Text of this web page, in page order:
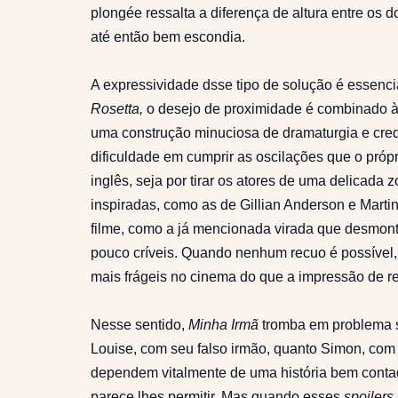
plongée ressalta a diferença de altura entre os
até então bem escondia.
A expressividade dsse tipo de solução é
Rosetta, o desejo de proximidade é combinado
uma construção minuciosa de dramaturgia e
dificuldade em cumprir as oscilações que o
inglês, seja por tirar os atores de uma delicada
inspiradas, como as de Gillian Anderson e
filme, como a já mencionada virada que
pouco críveis. Quando nenhum recuo é
mais frágeis no cinema do que a impressão de
Nesse sentido, Minha Irmã tromba em
Louise, com seu falso irmão, quanto Simon,
dependem vitalmente de uma história bem